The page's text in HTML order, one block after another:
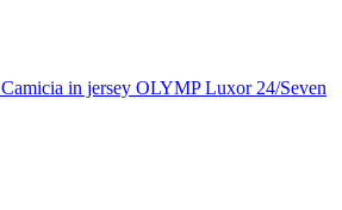
Camicia in jersey OLYMP Luxor 24/Seven